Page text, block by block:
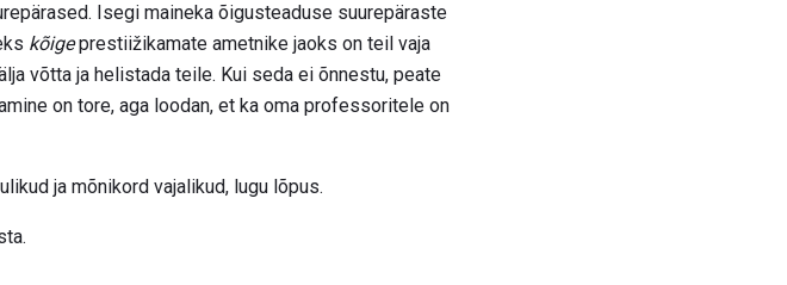
Isegi maineka õigusteaduse suurepäraste
kõigeprestiižikamate ametnike jaoks on teil vaja
võtta ja helistada teile. Kui seda ei õnnestu, peate
on tore, aga loodan, et ka oma professoritele on
ja mõnikord vajalikud, lugu lõpus.